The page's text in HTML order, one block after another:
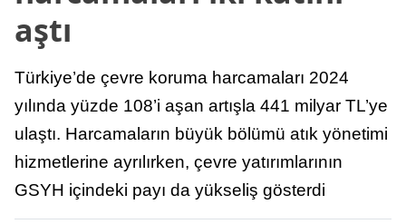
aştı
Türkiye’de çevre koruma harcamaları 2024
yılında yüzde 108’i aşan artışla 441 milyar TL’ye
ulaştı. Harcamaların büyük bölümü atık yönetimi
hizmetlerine ayrılırken, çevre yatırımlarının
GSYH içindeki payı da yükseliş gösterdi